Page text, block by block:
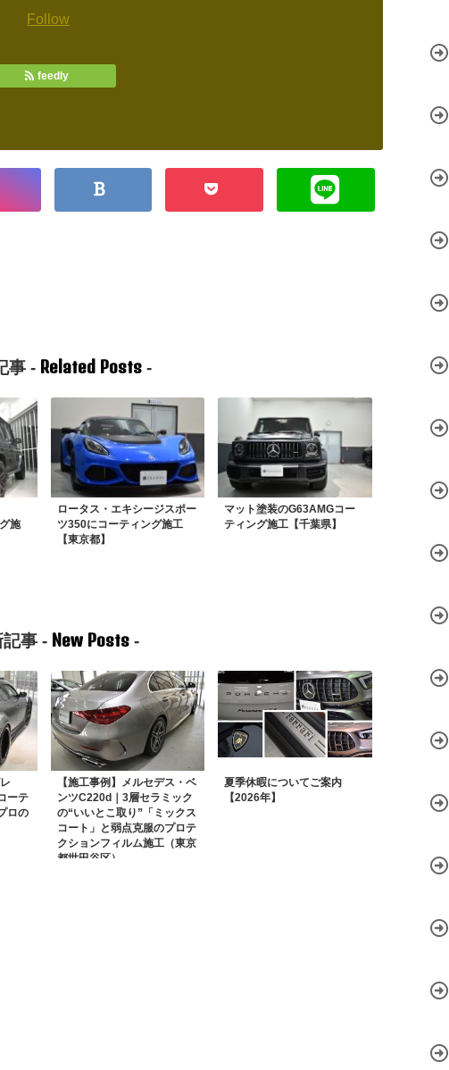
Follow
feedly
事 - Related Posts-
施
ロータス・エキシージスポー
ツ350にコーティング施工
【東京都】
マット塗装のG63AMGコー
ティング施工【千葉県】
事 - New Posts -
ーテ
ロの
【施工事例】メルセデス・ベ
ンツC220d｜3層セラミック
の“いいとこ取り”「ミックス
コート」と弱点克服のプロテ
クションフィルム施工（東京
都世田谷区）
夏季休暇についてご案内
【2026年】